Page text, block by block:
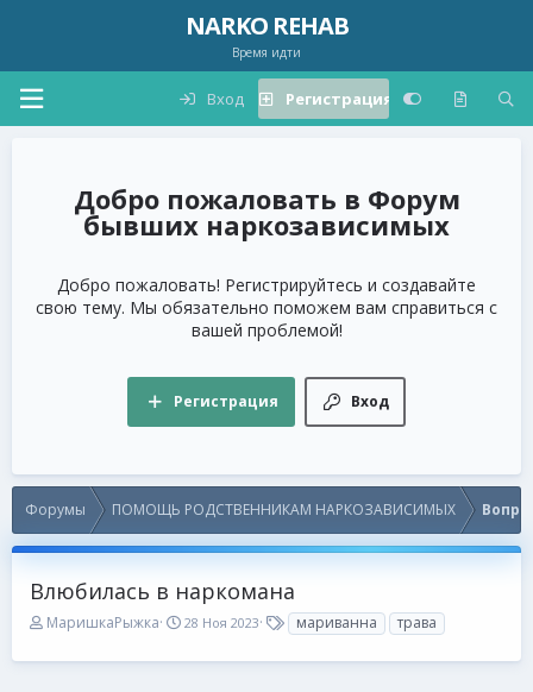
NARKO REHAB
Время идти
Вход Регистрация
Форум
бывших наркозависимых
Добро пожаловать! Регистрируйтесь и создавайте
свою тему. Мы обязательно поможем вам справиться с
вашей проблемой!
Вход
Регистрация
Форумы ПОМОЩЬ РОДСТВЕННИКАМ НАРКОЗАВИСИМЫХ
Влюбилась в наркомана
А
т
МаришкаРыжка
Д
т
28 Ноя 2023
Т
е
г
мариванна трава